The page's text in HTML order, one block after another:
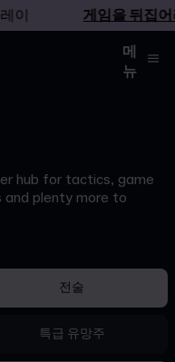
이
게임을 뒤집어
메
뉴
hub for tactics, game
and plenty more to
전술
특급 유망주